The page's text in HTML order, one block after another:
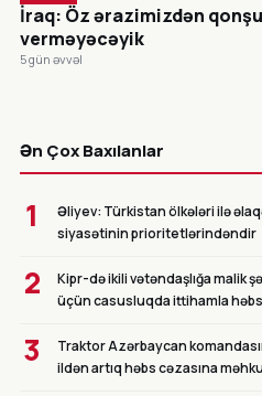
İraq: Öz ərazimizdən
verməyəcəyik
5 gün əvvəl
Ən Çox Baxılanlar
1
Əliyev: Türkistan ölkələri ilə
siyasətinin prioritetlərindəndir
2
Kipr-də ikili vətəndaşlığa malik
üçün casusluqda ittihamla
3
Traktor Azərbaycan
ildən artıq həbs cəzasına